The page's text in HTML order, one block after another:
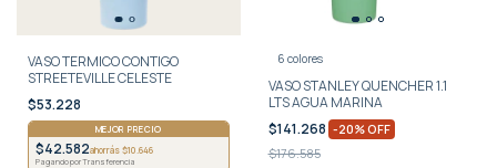
VASO TERMICO CONTIGO
STREETEVILLE CELESTE
$53.228
MEJOR PRECIO
$42.582ahorrás $10.646
Pagando por Transferencia
6 colores
VASO STANLEY QUENCHER 1.1
LTS AGUA MARINA
$141.268 -20%OFF
$176.585